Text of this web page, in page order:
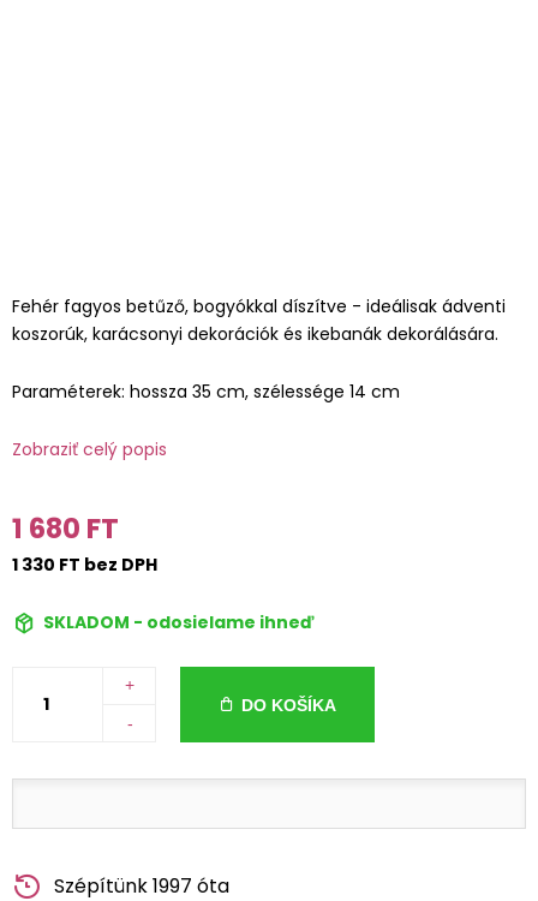
Fehér fagyos betűző, bogyókkal díszítve - ideálisak ádventi
koszorúk, karácsonyi dekorációk és ikebanák dekorálására.
Paraméterek: hossza 35 cm, szélessége 14 cm
Zobraziť celý popis
1 680 FT
1 330 FT bez DPH
SKLADOM - odosielame ihneď
+
-
DO KOŠÍKA
Szépítünk 1997 óta